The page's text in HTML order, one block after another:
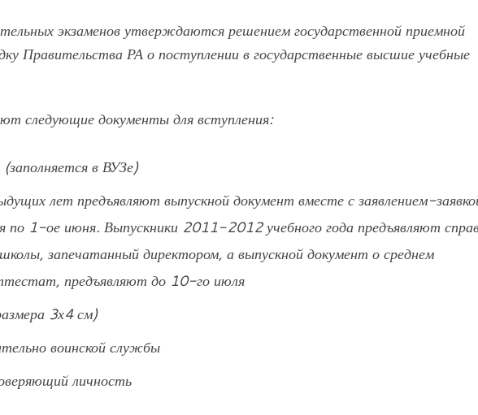
экзаменов утверждаются решением государственной приемной
Правительства РА о поступлении в государственные высшие учебные
следующие документы для вступления:
(заполняется в ВУЗе)
лет предъявляют выпускной документ вместе с заявлением-
по 1-ое июня. Выпускники 2011-2012 учебного года предъявляют
запечатанный директором, а выпускной документ о среднем
предъявляют до 10-го июля
3х4 см)
воинской службы
личность